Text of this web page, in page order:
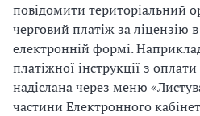
повідомити територіальний
черговий платіж за ліцензію
електронній формі.
платіжної інструкції з
надіслана через меню
частини Електронного